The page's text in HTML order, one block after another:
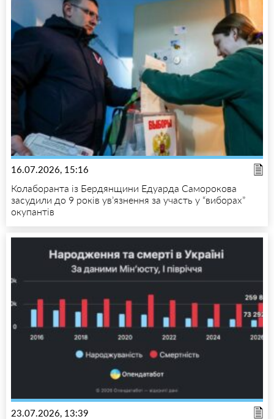
16.07.2026, 15:16
Колаборанта із Бердянщини Едуарда Саморокова
засудили до 9 років ув’язнення за участь у “виборах”
окупантів
23.07.2026, 13:39